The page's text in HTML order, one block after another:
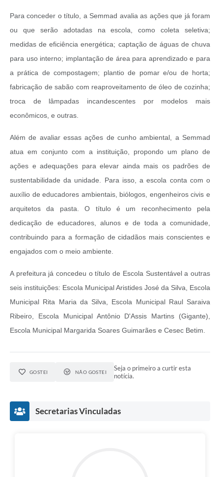
Para conceder o título, a Semmad avalia as ações que já foram
ou que serão adotadas na escola, como coleta seletiva;
medidas de eficiência energética; captação de águas de chuva
para uso interno; implantação de área para aprendizado e para
a prática de compostagem; plantio de pomar e/ou de horta;
fabricação de sabão com reaproveitamento de óleo de cozinha;
troca de lâmpadas incandescentes por modelos mais
econômicos, e outras.
Além de avaliar essas ações de cunho ambiental, a Semmad
atua em conjunto com a instituição, propondo um plano de
ações e adequações para elevar ainda mais os padrões de
sustentabilidade da unidade. Para isso, a escola conta com o
auxílio de educadores ambientais, biólogos, engenheiros civis e
arquitetos da pasta. O título é um reconhecimento pela
dedicação de educadores, alunos e de toda a comunidade,
contribuindo para a formação de cidadãos mais conscientes e
engajados com o meio ambiente.
A prefeitura já concedeu o título de Escola Sustentável a outras
seis instituições: Escola Municipal Aristides José da Silva, Escola
Municipal Rita Maria da Silva, Escola Municipal Raul Saraiva
Ribeiro, Escola Municipal Antônio D'Assis Martins (Gigante),
Escola Municipal Margarida Soares Guimarães e Cesec Betim.
GOSTEI NÃO GOSTEI
Seja o primeiro a curtir esta
notícia.
Secretarias Vinculadas